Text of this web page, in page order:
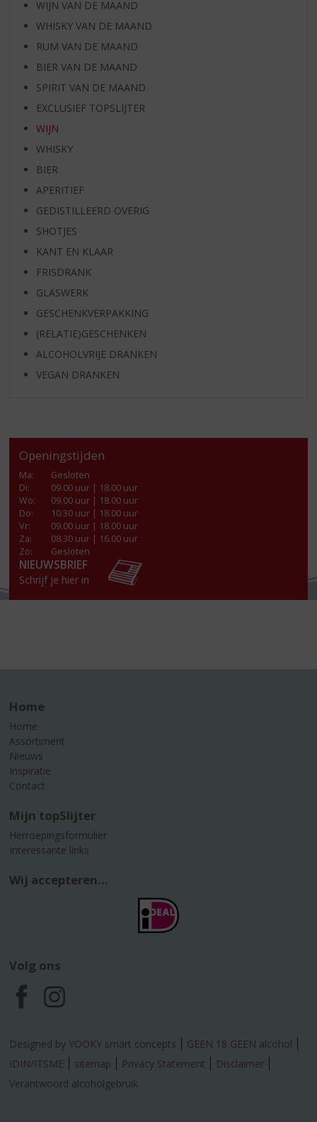
WIJN VAN DE MAAND
WHISKY VAN DE MAAND
RUM VAN DE MAAND
BIER VAN DE MAAND
SPIRIT VAN DE MAAND
EXCLUSIEF TOPSLIJTER
WIJN
WHISKY
BIER
APERITIEF
GEDISTILLEERD OVERIG
SHOTJES
KANT EN KLAAR
FRISDRANK
GLASWERK
GESCHENKVERPAKKING
(RELATIE)GESCHENKEN
ALCOHOLVRIJE DRANKEN
VEGAN DRANKEN
Openingstijden
Ma:
Gesloten
Di:
09.00 uur | 18.00 uur
Wo:
09.00 uur | 18.00 uur
Do:
10.30 uur | 18.00 uur
Vr:
09.00 uur | 18.00 uur
Za:
08.30 uur | 16.00 uur
Zo:
Gesloten
NIEUWSBRIEF
Schrijf je hier in
Home
Home
Assortiment
Nieuws
Inspiratie
Contact
Mijn topSlijter
Herroepingsformulier
Interessante links
Wij accepteren...
Volg ons
F
a
c
I
n
s
Designed by YOOKY smart concepts
GEEN 18 GEEN alcohol
IDIN/ITSME
sitemap Privacy Statement
Disclaimer
Verantwoord alcoholgebruik